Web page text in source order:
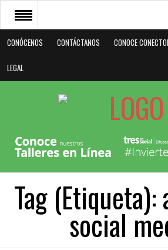
CONÓCENOS CONTÁCTANOS CONOCE
LEGAL
CONOCE CONECTOR SOCIAL
LEGAL
Tag (Etiqueta):
social